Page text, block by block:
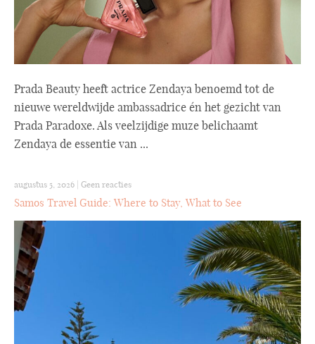
Prada Beauty heeft actrice Zendaya benoemd tot de
nieuwe wereldwijde ambassadrice én het gezicht van
Prada Paradoxe. Als veelzijdige muze belichaamt
Zendaya de essentie van ...
augustus 5, 2026 Geen reacties
Samos Travel Guide: Where to Stay, What to See